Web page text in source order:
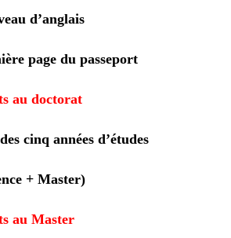
d’anglais
page du passeport
au doctorat
cinq années d’études
+ Master)
au Master